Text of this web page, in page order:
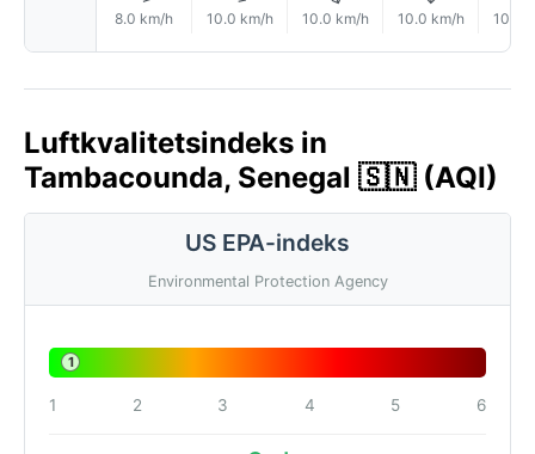
8.0 km/h 10.0 km/h 10.0 km/h 10.0 km/h 10.0
Luftkvalitetsindeks in
Tambacounda, Senegal 🇸🇳 (AQI)
US EPA-indeks
Environmental Protection Agency
1
1 2 3 4 5 6